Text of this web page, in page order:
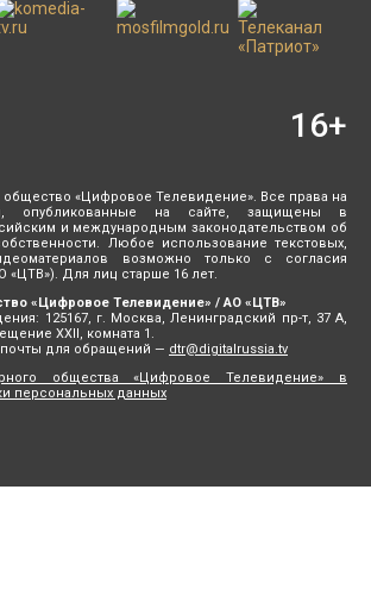
«Цифровое Телевидение». Все права на
опубликованные на сайте, защищены в
и международным законодательством об
Любое использование текстовых,
возможно только с согласия
«ЦТВ»). Для лиц старше 16 лет.
«Цифровое Телевидение» / АО «ЦТВ»
125167, г. Москва, Ленинградский пр-т, 37 А,
XXII, комната 1.
для обращений — dtr@digitalrussia.tv
общества «Цифровое Телевидение» в
персональных данных
16+